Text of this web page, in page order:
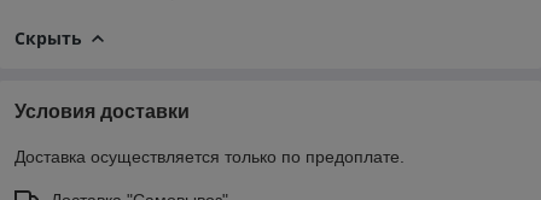
Скрыть
Условия доставки
Доставка осуществляется только по предоплате.